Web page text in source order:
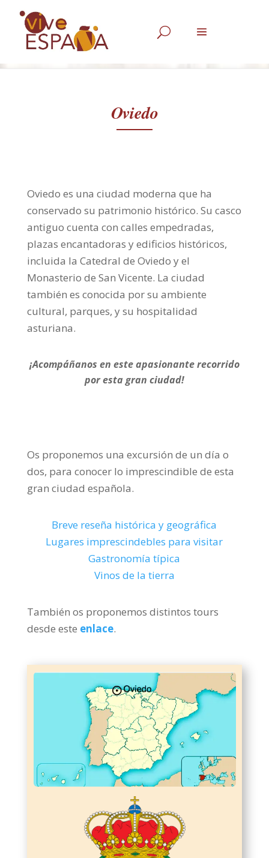
U
Oviedo
Oviedo es una ciudad moderna que ha
conservado su patrimonio histórico. Su casco
antiguo cuenta con calles empedradas,
plazas encantadoras y edificios históricos,
incluida la Catedral de Oviedo y el
Monasterio de San Vicente. La ciudad
también es conocida por su ambiente
cultural, parques, y su hospitalidad
asturiana.
¡Acompáñanos en este apasionante recorrido
por esta gran ciudad!
Os proponemos una excursión de un día o
dos, para conocer lo imprescindible de esta
gran ciudad española.
Breve reseña histórica y geográfica
Lugares imprescindebles para visitar
Gastronomía típica
Vinos de la tierra
También os proponemos distintos tours
desde este enlace.